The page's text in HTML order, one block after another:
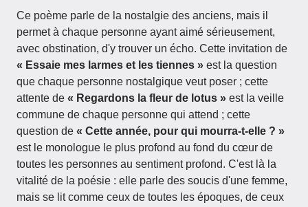
Ce poème parle de la nostalgie des anciens, mais il
permet à chaque personne ayant aimé sérieusement,
avec obstination, d'y trouver un écho. Cette invitation de
« Essaie mes larmes et les tiennes » est la question
que chaque personne nostalgique veut poser ; cette
attente de « Regardons la fleur de lotus » est la veille
commune de chaque personne qui attend ; cette
question de « Cette année, pour qui mourra-t-elle ? »
est le monologue le plus profond au fond du cœur de
toutes les personnes au sentiment profond. C'est là la
vitalité de la poésie : elle parle des soucis d'une femme,
mais se lit comme ceux de toutes les époques, de ceux